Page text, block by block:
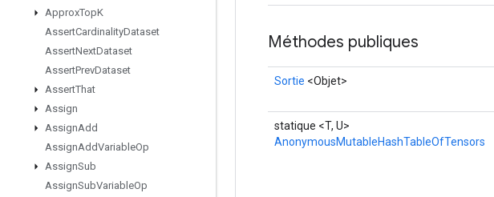
ApproxTopK
AssertCardinalityDataset
AssertNextDataset
AssertPrevDataset
AssertThat
Assign
AssignAdd
AssignAddVariableOp
AssignSub
AssignSubVariableOp
Méthodes publiques
Sortie <Objet>
statique <T, U>
AnonymousMutableHashTableOfTensors